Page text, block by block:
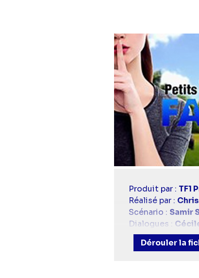
Casting
simba
Produit par : TF1
Réalisé par :
Scénario : Samir
Dialogues :
Scénario,
Avec :Lorenza
Dérouler la